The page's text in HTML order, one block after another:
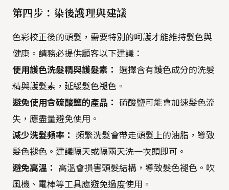
第四步：染後護理與建議
色彩校正後的頭髮，需要特別的呵護才能維持髮色與
健康。請務必提供顧客以下建議：
使用護色洗髮精與護髮素：
選擇含有護色成分的洗髮
精與護髮素，延緩髮色褪色。
避免使用含硫酸鹽的產品： 硫酸鹽可能會加速髮色流
失，應盡量避免使用。
減少洗髮頻率： 頻繁洗髮會帶走頭髮上的油脂，導致
髮色褪色。建議隔天或隔兩天洗一次頭即可。
避免高溫：
高溫會損害頭髮結構，導致髮色褪色。吹
風機、電棒等工具應避免過度使用。